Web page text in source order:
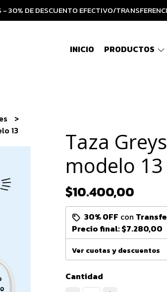
30% DE DESCUENTO EFECTIVO/
INICIO PRODUCTOS
13
Taza
modelo 13
$10.400,00
30% OFF con
Precio final:$7.280,00
Ver cuotas y descuentos
Cantidad